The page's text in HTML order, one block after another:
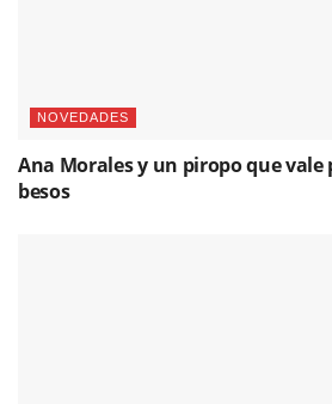
NOVEDADES
Ana Morales y un piropo que
besos